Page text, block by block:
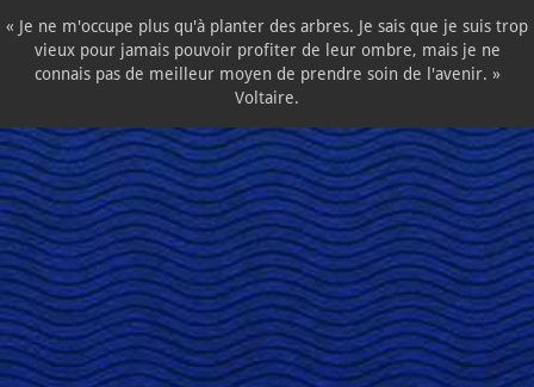
« Je ne m'occupe plus qu'à planter des arbres. Je sais que je suis trop
vieux pour jamais pouvoir profiter de leur ombre, mais je ne
connais pas de meilleur moyen de prendre soin de l'avenir. »
Voltaire.